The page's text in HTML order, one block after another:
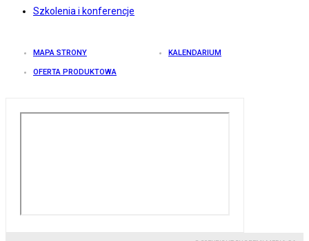
Szkolenia i konferencje
MAPA STRONY KALENDARIUM
OFERTA PRODUKTOWA